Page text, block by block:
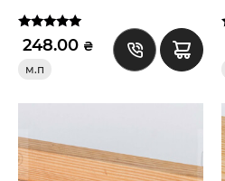
Оценка
5.00
₴
248.00
м.п